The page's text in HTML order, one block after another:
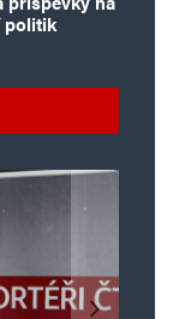
politik
díl: